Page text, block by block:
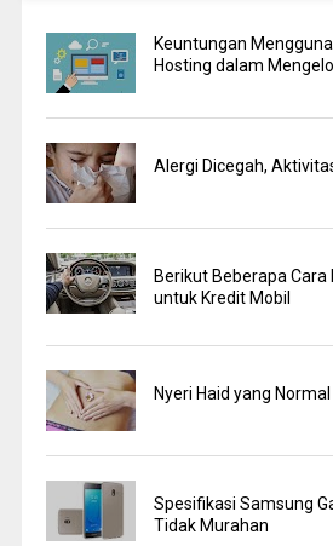
Keuntungan
Hosting dalam
Alergi Dicegah,
Berikut Beberapa
untuk Kredit Mobil
Nyeri Haid yang
Spesifikasi Samsung
Tidak Murahan